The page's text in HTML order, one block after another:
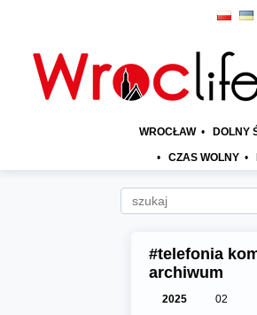
WROCŁAW • DOLNY
• CZAS WOLNY •
#telefonia
archiwum
2025
02